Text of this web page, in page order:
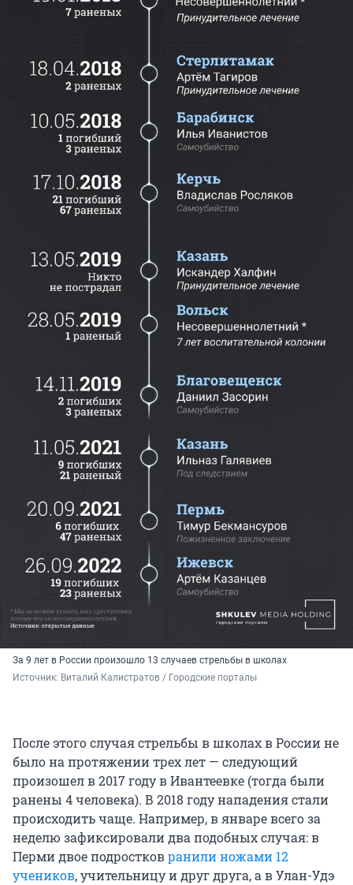
За 9 лет в России произошло 13 случаев стрельбы в школах
Источник: Виталий Калистратов / Городские порталы
После этого случая стрельбы в школах в России не
было на протяжении трех лет — следующий
произошел в 2017 году в Ивантеевке (тогда были
ранены 4 человека). В 2018 году нападения стали
происходить чаще. Например, в январе всего за
неделю зафиксировали два подобных случая: в
Перми двое подростковранили ножами 12
учеников, учительницу и друг друга, а в Улан-Удэ